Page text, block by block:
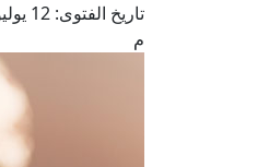
تاريخ الفتوى:
م